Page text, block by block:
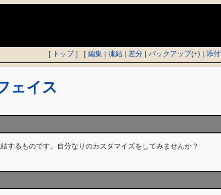
[ トップ] [編集 |凍結 | 差分 |バックアップ(+) |添付
ェイス
するものです。自分なりのカスタマイズをしてみませんか？